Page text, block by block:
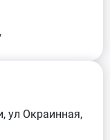
ул Окраинная,